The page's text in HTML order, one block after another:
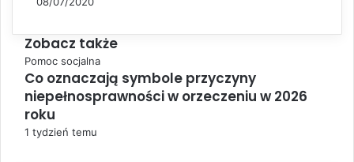
Zobacz także
C
l
o
s
e
Pomoc socjalna
Co oznaczają symbole przyczyny
niepełnosprawności w orzeczeniu w 2026
roku
1 tydzień temu